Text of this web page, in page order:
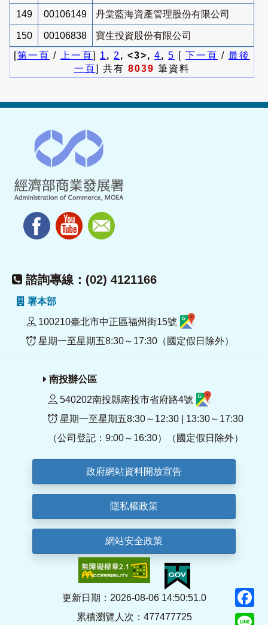
149 00106149 丹棠藍海資產管理股份有限公司
150 00106838
寶生投資股份有限公司
[第一頁 / 上一頁] 1 , 2 , <3>, 4, 5 [ 下一頁 / 最後
一頁] 共有 8039 筆資料
諮詢專線：(02) 4121166
署本部
100210臺北市中正區福州街15號
星期一至星期五8:30～17:30（國定假日除外）
南投辦公區
540202南投縣南投市省府路4號
星期一至星期五8:30～12:30 | 13:30～17:30
（公司登記：9:00～16:30）（國定假日除外）
政府網站資料開放宣告
隱私權政策
網站安全政策
更新日期：2026-08-06 14:50:51.0
累積瀏覽人次：477477725